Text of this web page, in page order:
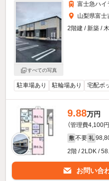
すべての写真
富士急ハイ
山梨県富士
2階建 / 新築 /
駐車場あり 駐輪場あり 宅配ボ
9.88万円
（管理費4,100円
敷 不要 礼
2階 / 2LDK /
お問い合